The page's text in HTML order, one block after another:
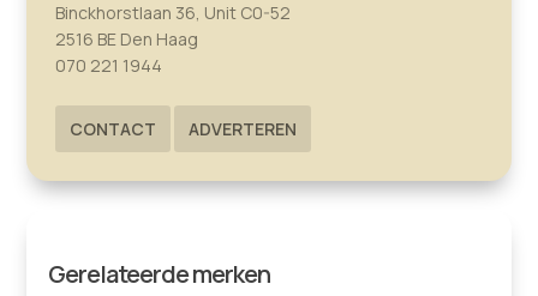
Binckhorstlaan 36, Unit C0-52
2516 BE Den Haag
070 221 1944
CONTACT ADVERTEREN
Gerelateerde merken